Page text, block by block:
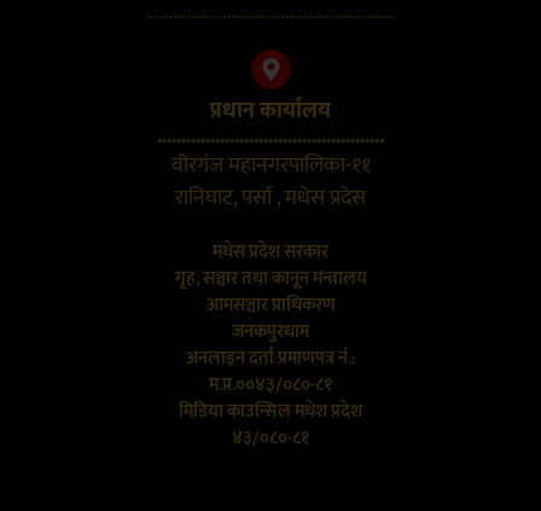
....................................................................
प्रधान कार्यालय
...............................................
वीरगंज महानगरपालिका-११
रानिघाट, पर्सा , मधेस प्रदेस
मधेस प्रदेश सरकार
गृह, सञ्चार तथा कानून मन्त्रालय
आमसञ्चार प्राधिकरण
जनकपुरधाम
अनलाइन दर्ता प्रमाणपत्र नं.:
म.प्र.००४३/०८०-८१
मिडिया काउन्सिल मधेश प्रदेश
४३/०८०-८१